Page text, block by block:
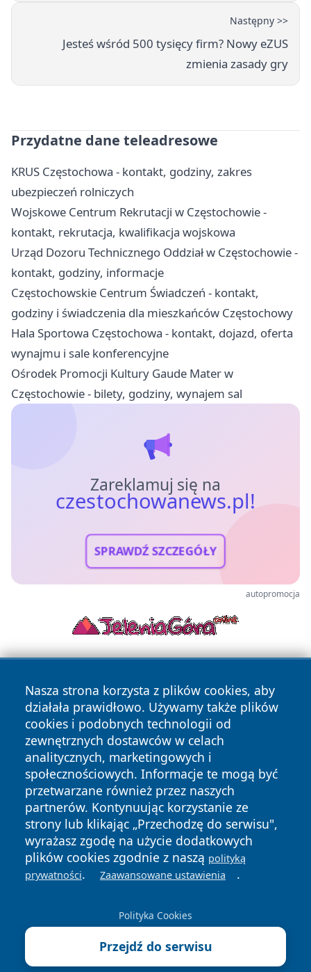
Następny >>
Jesteś wśród 500 tysięcy firm? Nowy eZUS
zmienia zasady gry
Przydatne dane teleadresowe
KRUS Częstochowa - kontakt, godziny, zakres
ubezpieczeń rolniczych
Wojskowe Centrum Rekrutacji w Częstochowie -
kontakt, rekrutacja, kwalifikacja wojskowa
Urząd Dozoru Technicznego Oddział w Częstochowie -
kontakt, godziny, informacje
Częstochowskie Centrum Świadczeń - kontakt,
godziny i świadczenia dla mieszkańców Częstochowy
Hala Sportowa Częstochowa - kontakt, dojazd, oferta
wynajmu i sale konferencyjne
Ośrodek Promocji Kultury Gaude Mater w
Częstochowie - bilety, godziny, wynajem sal
Zareklamuj się na
czestochowanews.pl!
SPRAWDŹ SZCZEGÓŁY
autopromocja
Nasza strona korzysta z plików cookies, aby
działała prawidłowo. Używamy także plików
cookies i podobnych technologii od
zewnętrznych dostawców w celach
analitycznych, marketingowych i
społecznościowych. Informacje te mogą być
przetwarzane również przez naszych
partnerów. Kontynuując korzystanie ze
strony lub klikając „Przechodzę do serwisu",
wyrażasz zgodę na użycie dodatkowych
plików cookies zgodnie z naszą polityką
prywatności. Zaawansowane ustawienia .
Polityka Cookies
Przejdź do serwisu
Copyright © 2026 czestochowanews.pl Wszystkie prawa
zastrzeżone.
News Autorzy
Polityka
Prywatności
Polityka
Cookies
cześć